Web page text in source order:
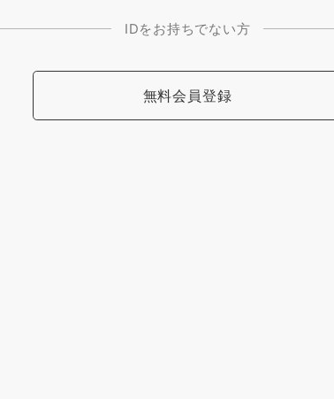
IDをお持ちでない方
無料会員登録